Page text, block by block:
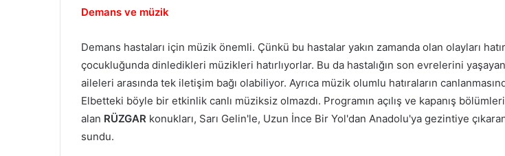
Demans ve müzik
Demans hastaları için müzik önemli. Çünkü bu hastalar yakın zamanda olan olayları
çocukluğunda dinledikleri müzikleri hatırlıyorlar. Bu da hastalığın son evrelerini
aileleri arasında tek iletişim bağı olabiliyor. Ayrıca müzik olumlu hatıraların
Elbetteki böyle bir etkinlik canlı müziksiz olmazdı. Programın açılış ve kapanış
alan RÜZGAR konukları, Sarı Gelin'le, Uzun İnce Bir Yol'dan Anadolu'ya gezintiye
sundu.